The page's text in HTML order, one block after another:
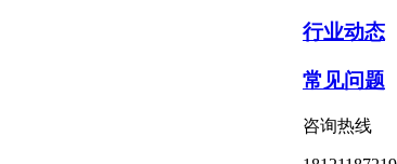
行业动态
常见问题
咨询热线